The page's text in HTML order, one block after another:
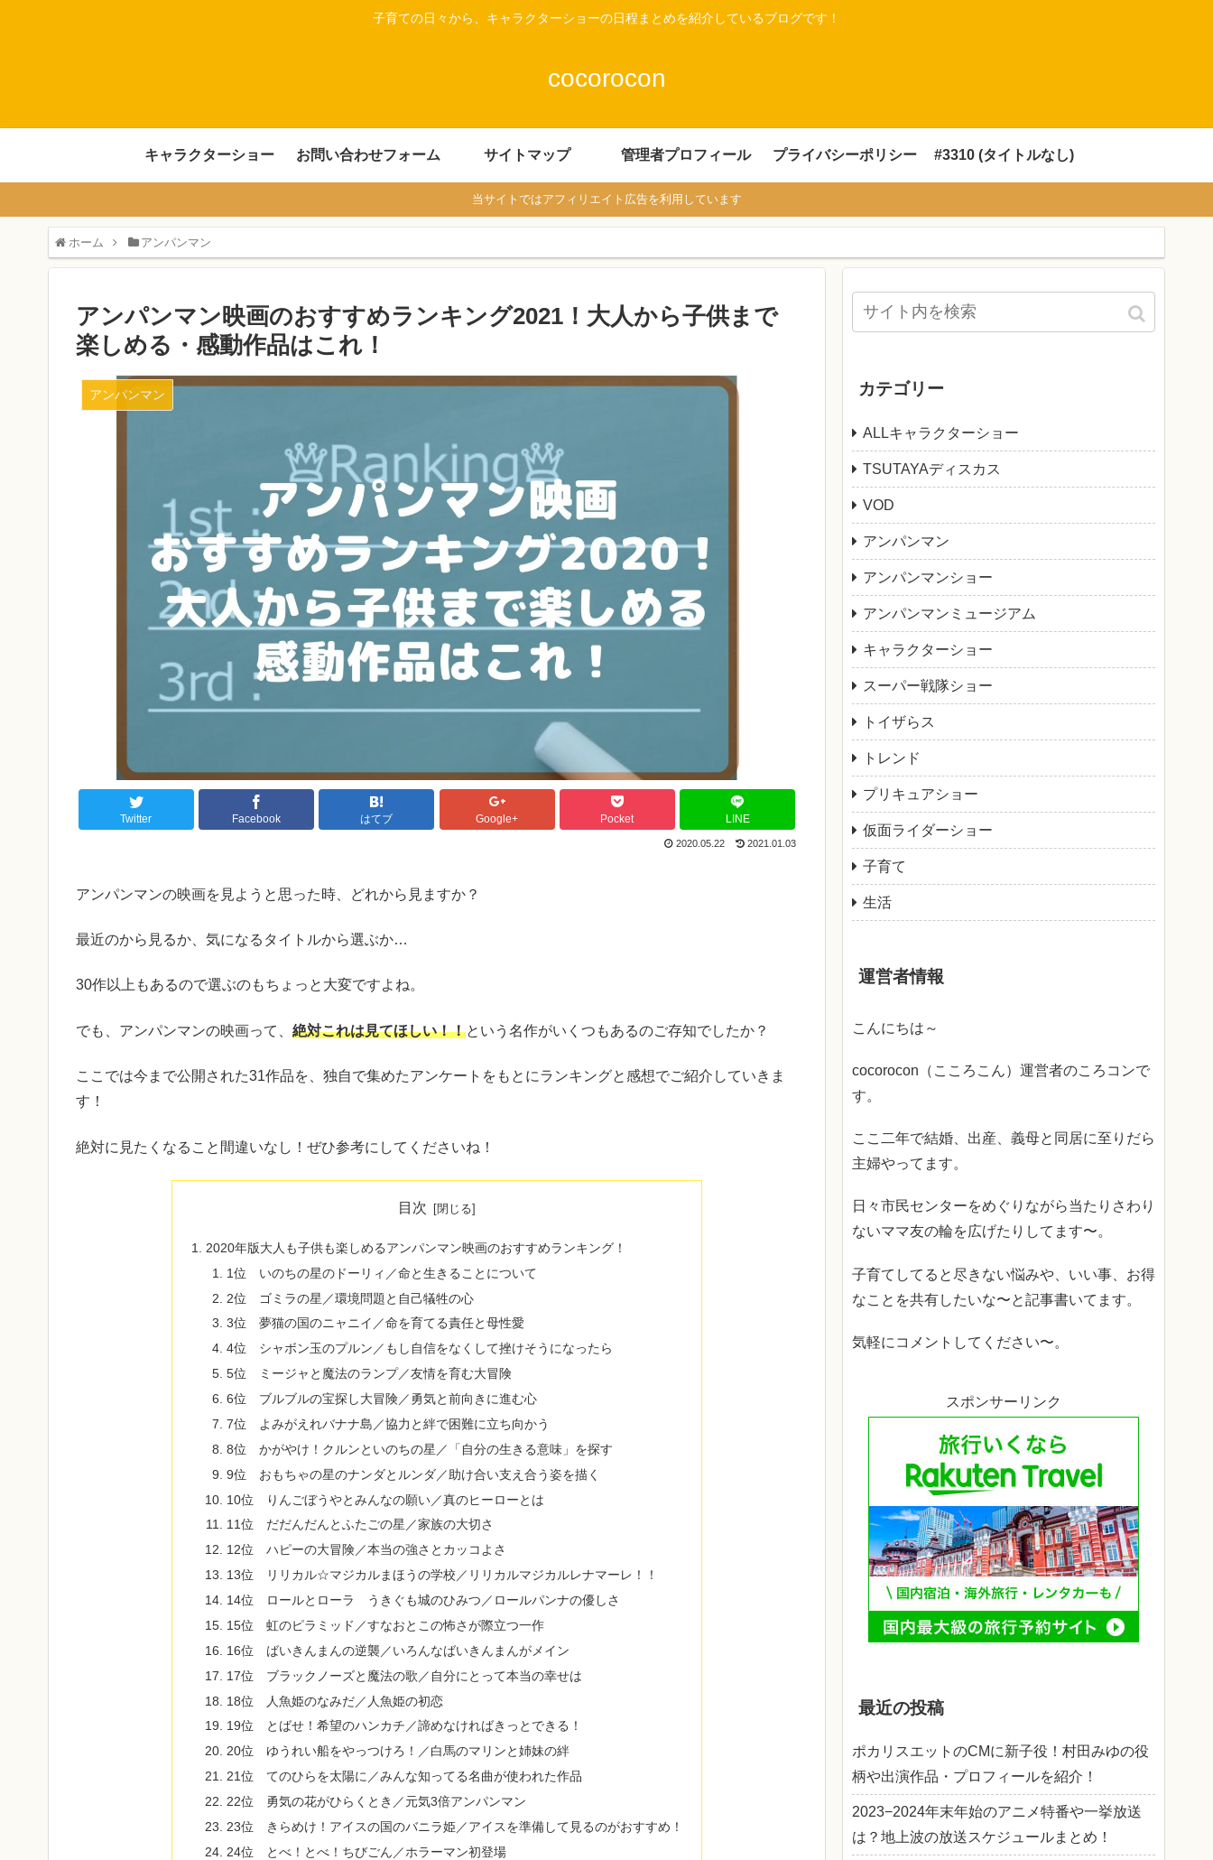
子育ての日々から、キャラクターショーの日程まとめを紹介しているブログです！
cocorocon
キャラクターショー お問い合わせフォーム サイトマップ 管理者プロフィール プライバシーポリシー #3310 (タイトルなし)
当サイトではアフィリエイト広告を利用しています
ホーム アンパンマン
アンパンマン映画のおすすめランキング2021！大人から子供まで
楽しめる・感動作品はこれ！
アンパンマン
Twitter Facebook はてブ Google+ Pocket LINE
2020.05.22 2021.01.03
アンパンマンの映画を見ようと思った時、どれから見ますか？
最近のから見るか、気になるタイトルから選ぶか…
30作以上もあるので選ぶのもちょっと大変ですよね。
でも、アンパンマンの映画って、 絶対これは見てほしい！！という名作がいくつもあるのご存知でしたか？
ここでは今まで公開された31作品を、独自で集めたアンケートをもとにランキングと感想でご紹介していきま
す！
絶対に見たくなること間違いなし！ぜひ参考にしてくださいね！
目次
2020年版大人も子供も楽しめるアンパンマン映画のおすすめランキング！
1位 いのちの星のドーリィ／命と生きることについて
2位 ゴミラの星／環境問題と自己犠牲の心
3位 夢猫の国のニャニイ／命を育てる責任と母性愛
4位 シャボン玉のプルン／もし自信をなくして挫けそうになったら
5位 ミージャと魔法のランプ／友情を育む大冒険
6位 ブルブルの宝探し大冒険／勇気と前向きに進む心
7位 よみがえれバナナ島／協力と絆で困難に立ち向かう
8位 かがやけ！クルンといのちの星／「自分の生きる意味」を探す
9位 おもちゃの星のナンダとルンダ／助け合い支え合う姿を描く
10位 りんごぼうやとみんなの願い／真のヒーローとは
11位 だだんだんとふたごの星／家族の大切さ
12位 ハピーの大冒険／本当の強さとカッコよさ
13位 リリカル☆マジカルまほうの学校／リリカルマジカルレナマーレ！！
14位 ロールとローラ うきぐも城のひみつ／ロールパンナの優しさ
15位 虹のピラミッド／すなおとこの怖さが際立つ一作
16位 ばいきんまんの逆襲／いろんなばいきんまんがメイン
17位 ブラックノーズと魔法の歌／自分にとって本当の幸せは
18位 人魚姫のなみだ／人魚姫の初恋
19位 とばせ！希望のハンカチ／諦めなければきっとできる！
20位 ゆうれい船をやっつけろ！／白馬のマリンと姉妹の絆
21位 てのひらを太陽に／みんな知ってる名曲が使われた作品
22位 勇気の花がひらくとき／元気3倍アンパンマン
23位 きらめけ！アイスの国のバニラ姫／アイスを準備して見るのがおすすめ！
24位 とべ！とべ！ちびごん／ホラーマン初登場
カテゴリー
ALLキャラクターショー
TSUTAYAディスカス
VOD
アンパンマン
アンパンマンショー
アンパンマンミュージアム
キャラクターショー
スーパー戦隊ショー
トイザらス
トレンド
プリキュアショー
仮面ライダーショー
子育て
生活
運営者情報
こんにちは～
cocorocon（こころこん）運営者のころコンで
す。
ここ二年で結婚、出産、義母と同居に至りだら
主婦やってます。
日々市民センターをめぐりながら当たりさわり
ないママ友の輪を広げたりしてます〜。
子育てしてると尽きない悩みや、いい事、お得
なことを共有したいな〜と記事書いてます。
気軽にコメントしてください〜。
スポンサーリンク
最近の投稿
ポカリスエットのCMに新子役！村田みゆの役
柄や出演作品・プロフィールを紹介！
2023−2024年末年始のアニメ特番や一挙放送
は？地上波の放送スケジュールまとめ！